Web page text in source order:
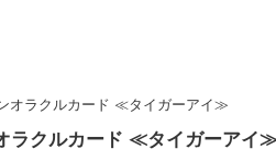
オラクルカード ≪タイガーアイ≫
ラクルカード ≪タイガーアイ